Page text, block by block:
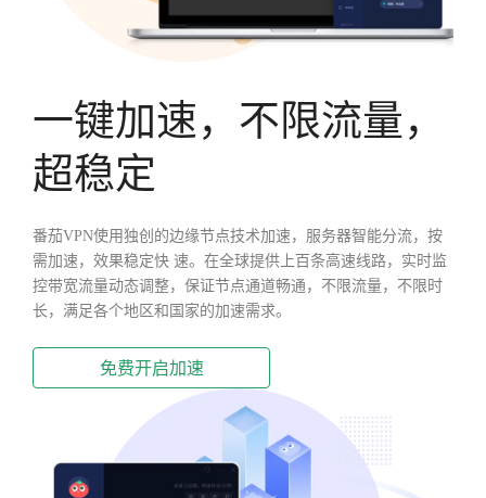
一键加速，不限流量，
超稳定
番茄VPN使用独创的边缘节点技术加速，服务器智能分流，按
需加速，效果稳定快 速。在全球提供上百条高速线路，实时监
控带宽流量动态调整，保证节点通道畅通，不限流量，不限时
长，满足各个地区和国家的加速需求。
免费开启加速